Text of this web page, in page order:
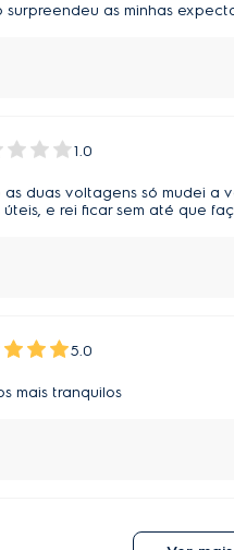
as minhas
1.0
as duas voltagens só mudei
e rei ficar sem até que
5.0
mais tranquilos